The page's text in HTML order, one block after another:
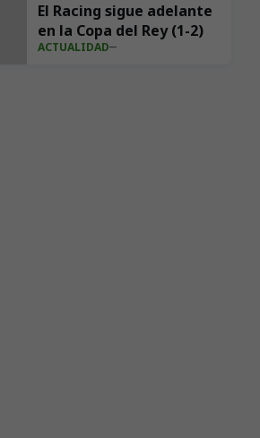
El Racing sigue adelante
en la Copa del Rey (1-2)
ACTUALIDAD